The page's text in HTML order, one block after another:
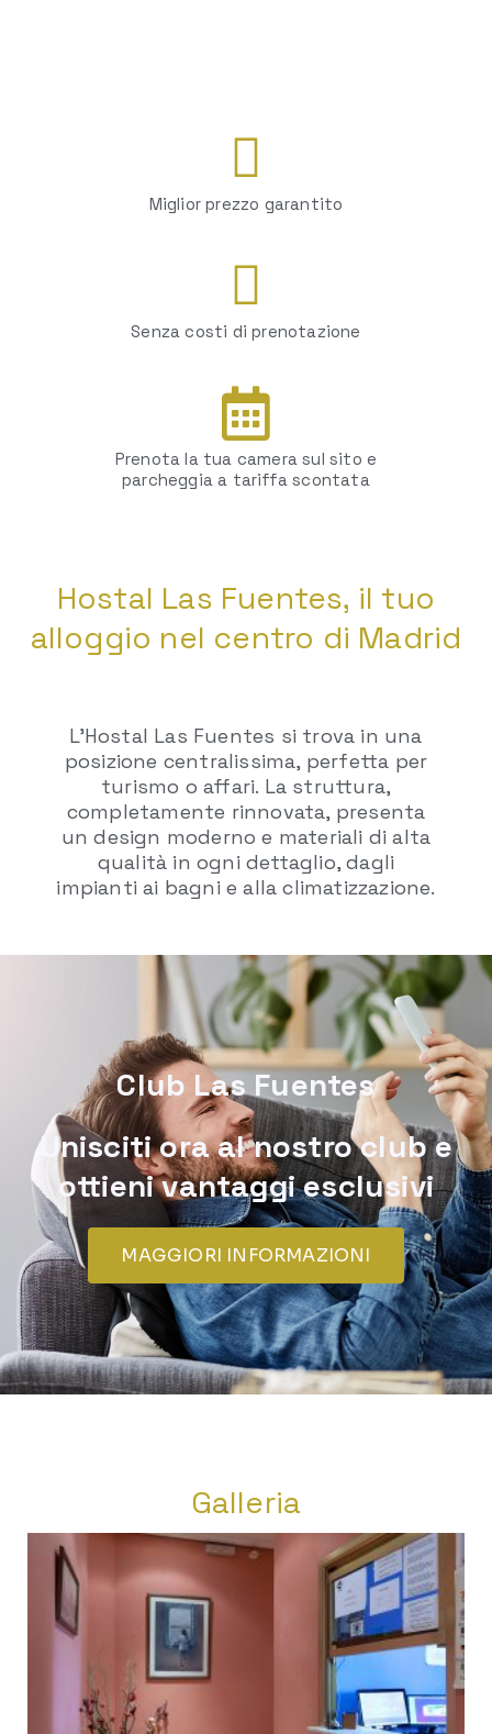
Miglior prezzo garantito
Senza costi di prenotazione
Prenota la tua camera sul sito e
parcheggia a tariffa scontata
Hostal Las Fuentes, il tuo
alloggio nel centro di Madrid
L’Hostal Las Fuentes si trova in una
posizione centralissima, perfetta per
turismo o affari. La struttura,
completamente rinnovata, presenta
un design moderno e materiali di alta
qualità in ogni dettaglio, dagli
impianti ai bagni e alla climatizzazione.
Club Las Fuentes
Unisciti ora al nostro club e
ottieni vantaggi esclusivi
MAGGIORI INFORMAZIONI
Galleria